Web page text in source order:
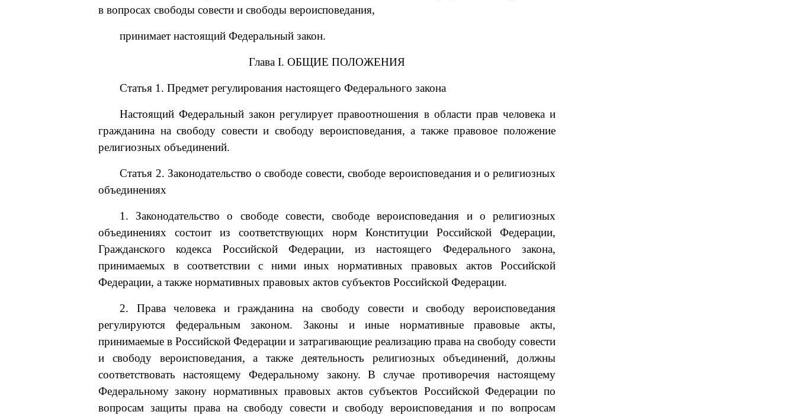
в вопросах свободы совести и свободы вероисповедания,
принимает настоящий Федеральный закон.
Глава I. ОБЩИЕ ПОЛОЖЕНИЯ
Статья 1. Предмет регулирования настоящего Федерального закона
Настоящий Федеральный закон регулирует правоотношения в области прав человека и
гражданина на свободу совести и свободу вероисповедания, а также правовое положение
религиозных объединений.
Статья 2. Законодательство о свободе совести, свободе вероисповедания и о религиозных
объединениях
1. Законодательство о свободе совести, свободе вероисповедания и о религиозных
объединениях состоит из соответствующих норм Конституции Российской Федерации,
Гражданского кодекса Российской Федерации, из настоящего Федерального закона,
принимаемых в соответствии с ними иных нормативных правовых актов Российской
Федерации, а также нормативных правовых актов субъектов Российской Федерации.
2. Права человека и гражданина на свободу совести и свободу вероисповедания
регулируются федеральным законом. Законы и иные нормативные правовые акты,
принимаемые в Российской Федерации и затрагивающие реализацию права на свободу совести
и свободу вероисповедания, а также деятельность религиозных объединений, должны
соответствовать настоящему Федеральному закону. В случае противоречия настоящему
Федеральному закону нормативных правовых актов субъектов Российской Федерации по
вопросам защиты права на свободу совести и свободу вероисповедания и по вопросам